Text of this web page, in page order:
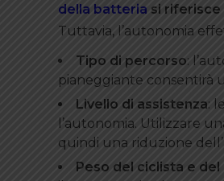
della batteria si riferisce
Tuttavia, l’autonomia
Tipo di percorso:
pianeggiante consentirà
Livello di assistenza:
l’autonomia. Utilizzare
quindi una riduzione
Peso del ciclista e del